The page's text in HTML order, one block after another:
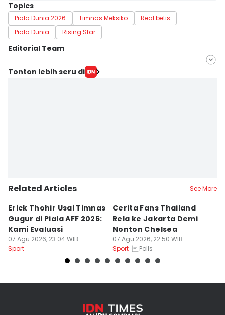
Topics
Piala Dunia 2026 Timnas Meksiko
Real betis
Piala Dunia
Rising Star
Editorial Team
Editor
Tonton lebih seru di
Related Articles See More
Erick Thohir Usai Timnas
Gugur di Piala AFF 2026:
Kami Evaluasi
07 Agu 2026, 23:04 WIB
Sport
Cerita Fans Thailand
Rela ke Jakarta Demi
Nonton Chelsea
07 Agu 2026, 22:50 WIB
Sport
Polls